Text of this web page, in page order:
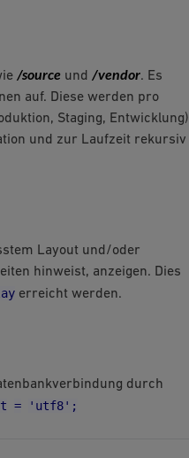
/source und /vendor. Es
auf. Diese werden pro
Staging, Entwicklung)
und zur Laufzeit rekursiv
Layout und/oder
hinweist, anzeigen. Dies
erreicht werden.
durch
= 'utf8';